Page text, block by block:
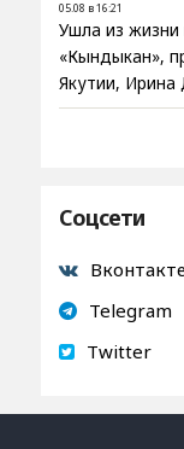
05.08 в 16:21
Ушла из жизни
«Кындыкан»,
Якутии, Ирина
Соцсети
Вконтакте
Telegram
Twitter